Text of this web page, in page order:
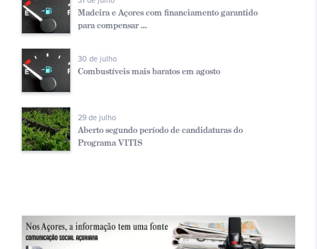
Madeira e Açores com financiamento garantido
para compensar ...
30 de julho
Combustíveis mais baratos em agosto
29 de julho
Aberto segundo período de candidaturas do
Programa VITIS